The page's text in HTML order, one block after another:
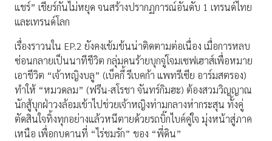
แชร์” เชียร์กันไม่หยุด จนสร้างปรากฏการณ์อันดับ 1 เทรนด์ไทย
และเทรนด์โลก
เรื่องราวนใน EP.2 ยังคงเข้มข้นน่าติดตามต่อเนื่อง เมื่อการหลบ
ซ่อนกลายเป็นนาทีชีวิต กลุ่มคนร้ายบุกจู่โจมเซฟเฮาส์เพื่อหมาย
เอาชีวิต “เจ้าหญิงบลู” (เบ็คกี้ รีเบคก้า แพทรีเซีย อาร์มสตรอง)
ทำให้ “หมวดลม” (ฟรีน-สโรชา จันทร์กิมฮะ) ต้องสวมวิญญาณ
นักสู้บุกฝ่าวงล้อมเข้าไปช่วยเจ้าหญิงท่ามกลางห่ากระสุน ทั้งคู่
ตัดสินใจทิ้งทุกอย่างแล้วหนีตายด้วยรถบิ๊กไบค์คู่ใจ มุ่งหน้าสู่ภาค
เหนือ เพื่อกบดานที่ “ไร่ชมรัก” ของ “พี่ดิน”